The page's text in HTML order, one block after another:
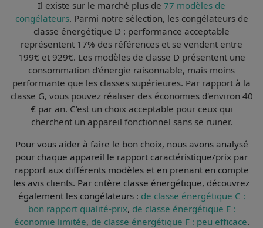
Il existe sur le marché plus de 77 modèles de
congélateurs. Parmi notre sélection, les congélateurs de
classe énergétique D : performance acceptable
représentent 17% des références et se vendent entre
199€ et 929€. Les modèles de classe D présentent une
consommation d'énergie raisonnable, mais moins
performante que les classes supérieures. Par rapport à la
classe G, vous pouvez réaliser des économies d'environ 40
€ par an. C'est un choix acceptable pour ceux qui
cherchent un appareil fonctionnel sans se ruiner.
Pour vous aider à faire le bon choix, nous avons analysé
pour chaque appareil le rapport caractéristique/prix par
rapport aux différents modèles et en prenant en compte
les avis clients. Par critère classe énergétique, découvrez
également les congélateurs : de classe énergétique C :
bon rapport qualité-prix, de classe énergétique E :
économie limitée, de classe énergétique F : peu efficace.